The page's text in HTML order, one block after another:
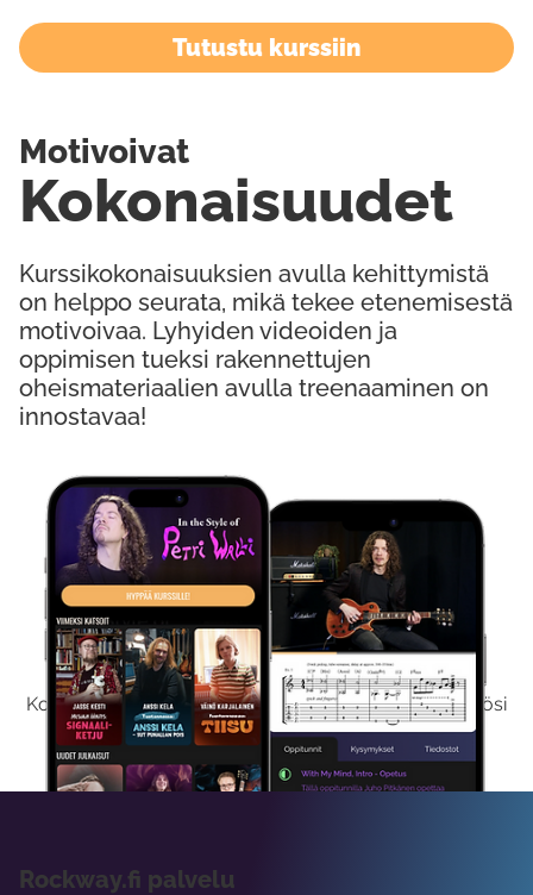
Kokeile Ilmaiseksi
Kokeilemalla ilmaiseksi saat koko sisältömme käyttöösi
viikon ajaksi.
Tutustu kurssiin
Kurssikokonaisuuksien avulla kehittymistä
on helppo seurata, mikä tekee etenemisestä
motivoivaa. Lyhyiden videoiden ja
oppimisen tueksi rakennettujen
oheismateriaalien avulla treenaaminen on
innostavaa!
Kokonaisuudet
Motivoivat
Rockway.fi palvelu